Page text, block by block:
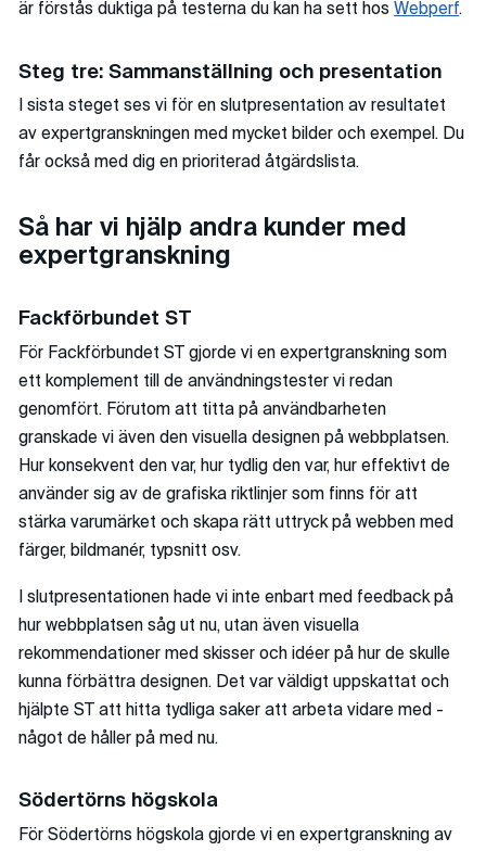
är förstås duktiga på testerna du kan ha sett hosWebperf.
Steg tre: Sammanställning och presentation
I sista steget ses vi för en slutpresentation av resultatet
av expertgranskningen med mycket bilder och exempel. Du
får också med dig en prioriterad åtgärdslista.
Så har vi hjälp andra kunder med
expertgranskning
Fackförbundet ST
För Fackförbundet ST gjorde vi en expertgranskning som
ett komplement till de användningstester vi redan
genomfört. Förutom att titta på användbarheten
granskade vi även den visuella designen på webbplatsen.
Hur konsekvent den var, hur tydlig den var, hur effektivt de
använder sig av de grafiska riktlinjer som finns för att
stärka varumärket och skapa rätt uttryck på webben med
färger, bildmanér, typsnitt osv.
I slutpresentationen hade vi inte enbart med feedback på
hur webbplatsen såg ut nu, utan även visuella
rekommendationer med skisser och idéer på hur de skulle
kunna förbättra designen. Det var väldigt uppskattat och
hjälpte ST att hitta tydliga saker att arbeta vidare med -
något de håller på med nu.
Södertörns högskola
För Södertörns högskola gjorde vi en expertgranskning av